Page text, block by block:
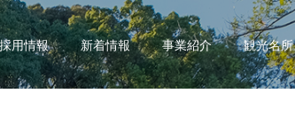
採用情報 新着情報 事業紹介 観光名所